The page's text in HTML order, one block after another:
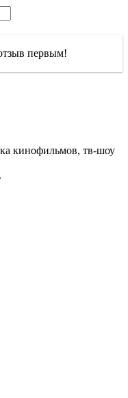
первым!
кинофильмов, тв-шоу